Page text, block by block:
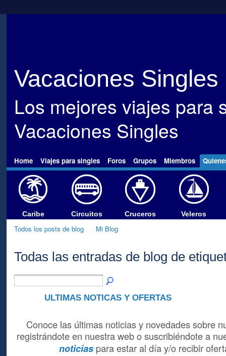
Vacaciones Singles
Los mejores viajes para
Vacaciones Singles
Home Viajes para singles Foros Grupos Miembros
Caribe Circuitos Cruceros Veleros
Todos los posts de blog Mi Blog
Todas las entradas de blog de
ULTIMAS NOTICAS Y OFERTAS
Conoce las últimas noticias y novedades sobre
registrándote en nuestra web o suscribiéndote a
noticias para estar al día y/o recibir